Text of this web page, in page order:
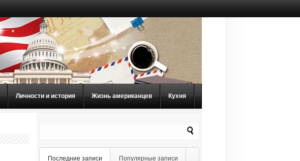
Личности и история Жизнь американцев Кухня
Последние записи Популярные записи